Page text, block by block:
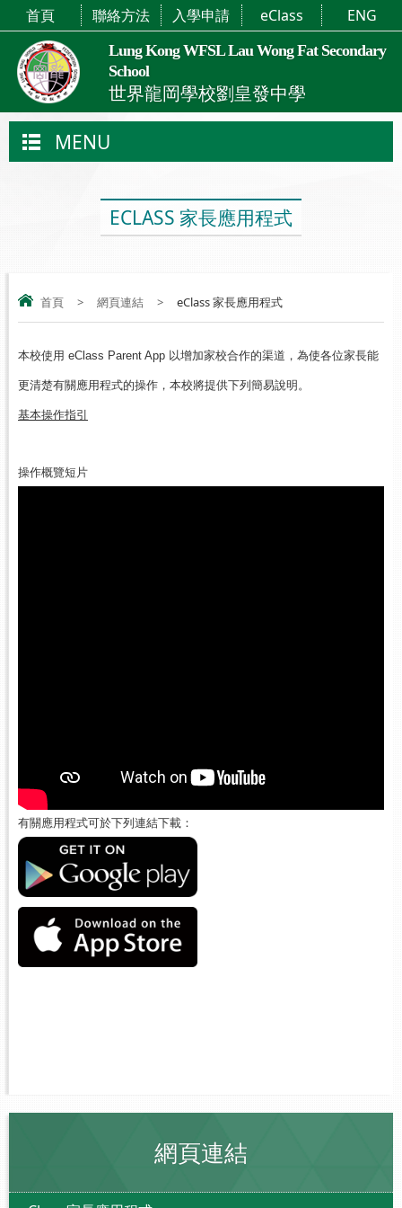
Lung Kong WFSL Lau Wong Fat Secondary
School
世界龍岡學校劉皇發中學
首頁 聯絡方法 入學申請 eClass ENG
MENU
ECLASS 家長應用程式
首頁 > 網頁連結 > eClass 家長應用程式
本校使用 eClass Parent App 以增加家校合作的渠道，為使各位家長能
更清楚有關應用程式的操作，本校將提供下列簡易說明。
基本操作指引
操作概覽短片
有關應用程式可於下列連結下載：
網頁連結